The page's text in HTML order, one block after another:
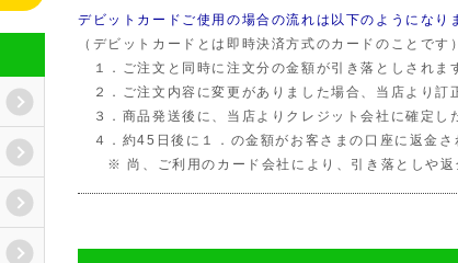
デビットカードご使用の場合の流れは以下のようになり
（デビットカードとは即時決済方式のカードのことです）
１．ご注文と同時に注文分の金額が引き落としされま
２．ご注文内容に変更がありました場合、当店より訂
３．商品発送後に、当店よりクレジット会社に確定し
４．約45日後に１．の金額がお客さまの口座に返金さ
※ 尚、ご利用のカード会社により、引き落としや返